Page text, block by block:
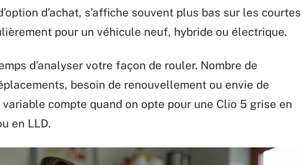
d’achat, s’affiche souvent plus bas sur les courtes
pour un véhicule neuf, hybride ou électrique.
d’analyser votre façon de rouler. Nombre de
besoin de renouvellement ou envie de
compte quand on opte pour une Clio 5 grise en
en LLD.